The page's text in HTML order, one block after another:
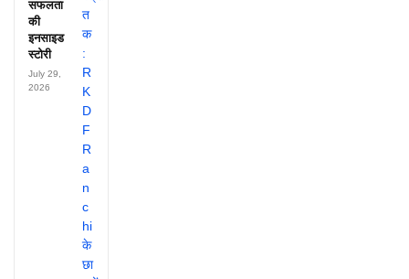
सफलता
की
इनसाइड
स्टोरी
July 29,
2026